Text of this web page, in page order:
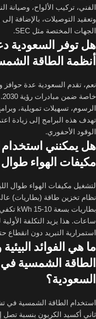
الفني، تركيب الألواح، وصيانة
وتعقيد التوصيلات، بالإضافة
الجهات المختصة مثل SEC.
هل توفر السعودية
أنظمة الطاقة
نعم، تقدم السعودية عدة
تهدف هذه البرامج إلى زيادة
الوقود الأحفوري.
هل يمكنني
مكيفات الهواء
لتشغيل مكيفات الهواء طوال
نظام تخزين طاقة (بطاريات)
استمرارية التبريد دون
ما هي الفوائد
الطاقة الشمسية
السعودية؟
استخدام الطاقة الشمسية في